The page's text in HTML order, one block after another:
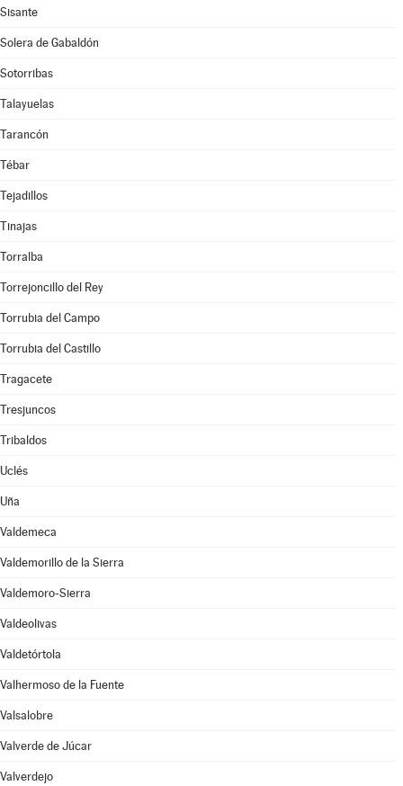
Sisante
Solera de Gabaldón
Sotorribas
Talayuelas
Tarancón
Tébar
Tejadillos
Tinajas
Torralba
Torrejoncillo del Rey
Torrubia del Campo
Torrubia del Castillo
Tragacete
Tresjuncos
Tribaldos
Uclés
Uña
Valdemeca
Valdemorillo de la Sierra
Valdemoro-Sierra
Valdeolivas
Valdetórtola
Valhermoso de la Fuente
Valsalobre
Valverde de Júcar
Valverdejo